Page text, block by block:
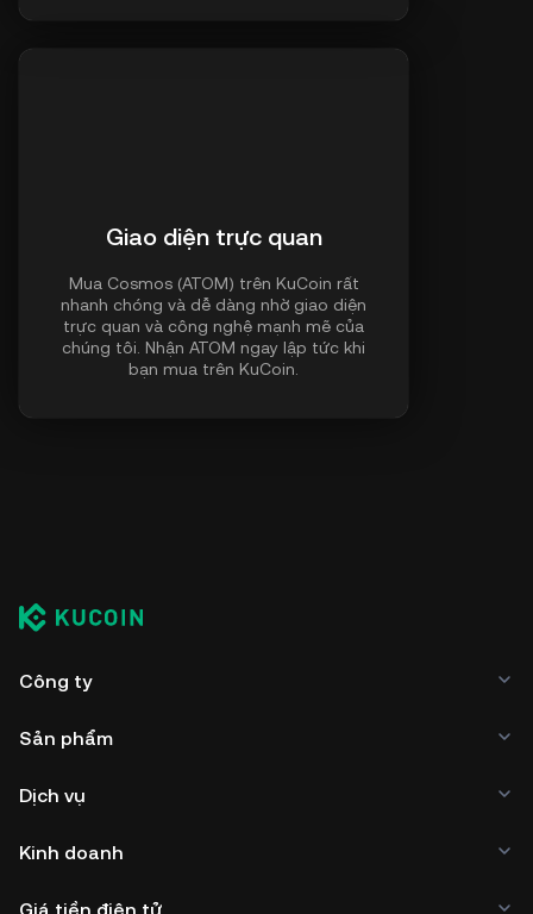
Giao diện trực quan
Mua Cosmos (ATOM) trên KuCoin rất
nhanh chóng và dễ dàng nhờ giao diện
trực quan và công nghệ mạnh mẽ của
chúng tôi. Nhận ATOM ngay lập tức khi
bạn mua trên KuCoin.
Công ty
Sản phẩm
Dịch vụ
Kinh doanh
Giá tiền điện tử